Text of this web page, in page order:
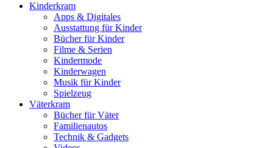
Kinderkram
Apps & Digitales
Ausstattung für Kinder
Bücher für Kinder
Filme & Serien
Kindermode
Kinderwagen
Musik für Kinder
Spielzeug
Väterkram
Bücher für Väter
Familienautos
Technik & Gadgets